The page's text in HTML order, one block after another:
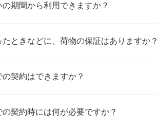
の期間から利用できますか？
たときなどに、荷物の保証はありますか？
契約はできますか？
契約時には何が必要ですか？